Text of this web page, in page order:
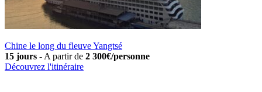
Chine le long du fleuve Yangtsé
15 jours - A partir de 2 300€/personne
Découvrez l'itinéraire